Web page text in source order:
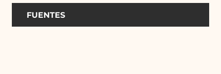
FUENTES